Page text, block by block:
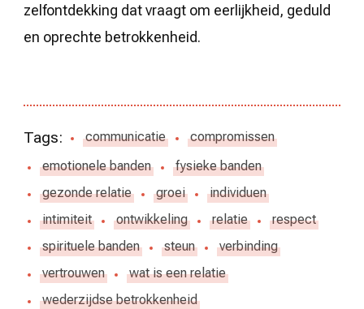
zelfontdekking dat vraagt om eerlijkheid, geduld
en oprechte betrokkenheid.
Tags: communicatie
compromissen
emotionele banden
fysieke banden
gezonde relatie
groei
individuen
intimiteit
ontwikkeling relatie
respect
spirituele banden
steun
verbinding
vertrouwen
wat is een relatie
wederzijdse betrokkenheid